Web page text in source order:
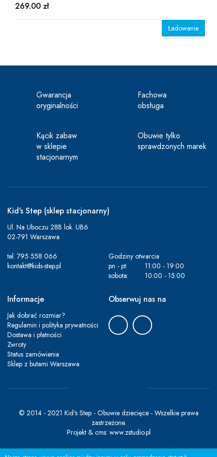
269.00 zł
Ładowanie
Gwarancja
oryginalności
Fachowa
obsługa
Kącik zabaw
w sklepie
stacjonarnym
Obuwie tylko
sprawdzonych marek
Kid's Step (sklep stacjonarny)
Ul. Na Uboczu 28B lok. UB6
02-791 Warszawa
tel. 795 558 066
kontakt@kids-step.pl
Godziny otwarcia
pn - pt:
11:00 - 19:00
sobota:
10:00 - 15:00
Informacje
Jak dobrać rozmiar?
Regulamin i polityka prywatności
Dostawa i płatności
Zwroty
Status zamówienia
Sklep z butami Warszawa
Obserwuj nas na
© 2014 - 2021 Kid's Step - Obuwie dziecięce - Wszelkie prawa
zastrzeżone.
Projekt & cms: www.zstudio.pl